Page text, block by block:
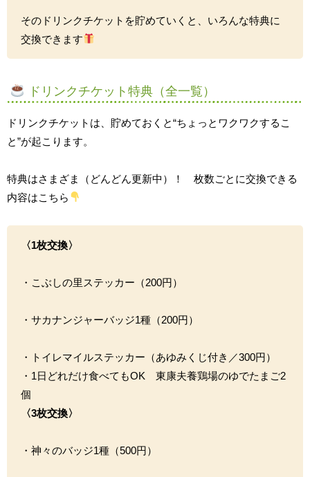
そのドリンクチケットを貯めていくと、いろんな特典に
交換できます
ドリンクチケット特典（全一覧）
ドリンクチケットは、貯めておくと“ちょっとワクワクするこ
と”が起こります。
特典はさまざま（どんどん更新中）！ 枚数ごとに交換できる
内容はこちら
〈1枚交換〉
・こぶしの里ステッカー（200円）
・サカナンジャーバッジ1種（200円）
・トイレマイルステッカー（あゆみくじ付き／300円）
・1日どれだけ食べてもOK 東康夫養鶏場のゆでたまご2
個
〈3枚交換〉
・神々のバッジ1種（500円）